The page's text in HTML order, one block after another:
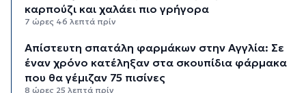
καρπούζι και χαλάει πιο γρήγορα
7 ώρες 46 λεπτά πρίν
Απίστευτη σπατάλη φαρμάκων στην Αγγλία: Σε
έναν χρόνο κατέληξαν στα σκουπίδια φάρμακα
που θα γέμιζαν 75 πισίνες
8 ώρες 25 λεπτά πρίν